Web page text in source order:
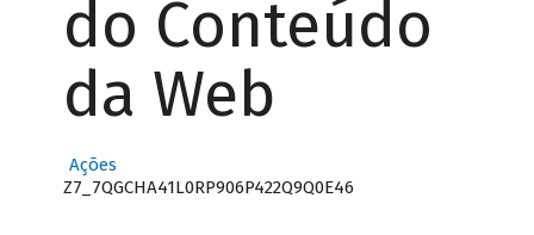
do Conteúdo
da Web
Ações
Z7_7QGCHA41L0RP906P422Q9Q0E46